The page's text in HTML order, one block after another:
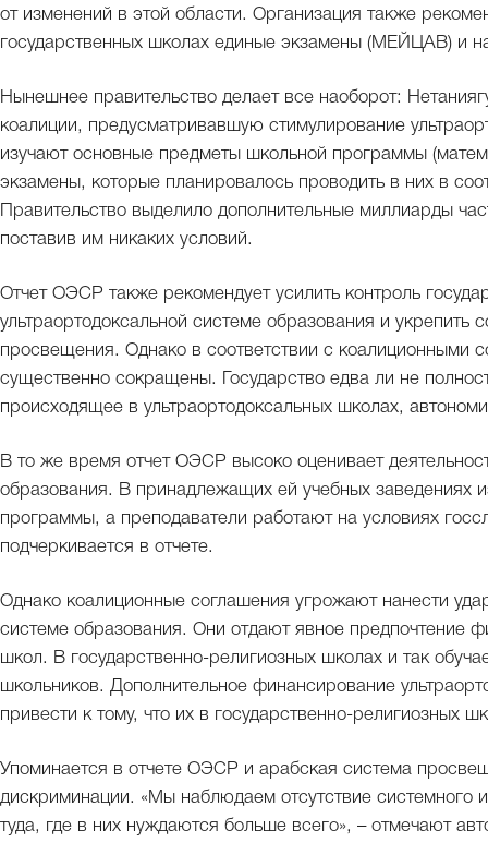
от изменений в этой области. Организация также
государственных школах единые экзамены (МЕЙЦАВ) и
Нынешнее правительство делает все наоборот:
коалиции, предусматривавшую стимулирование
изучают основные предметы школьной программы
экзамены, которые планировалось проводить в них в
Правительство выделило дополнительные миллиарды
поставив им никаких условий.
Отчет ОЭСР также рекомендует усилить контроль
ультраортодоксальной системе образования и укрепить
просвещения. Однако в соответствии с коалиционными
существенно сокращены. Государство едва ли не
происходящее в ультраортодоксальных школах,
В то же время отчет ОЭСР высоко оценивает
образования. В принадлежащих ей учебных заведениях
программы, а преподаватели работают на условиях
подчеркивается в отчете.
Однако коалиционные соглашения угрожают нанести
системе образования. Они отдают явное предпочтение
школ. В государственно-религиозных школах и так
школьников. Дополнительное финансирование
привести к тому, что их в государственно-религиозных
Упоминается в отчете ОЭСР и арабская система
дискриминации. «Мы наблюдаем отсутствие системного
туда, где в них нуждаются больше всего», – отмечают